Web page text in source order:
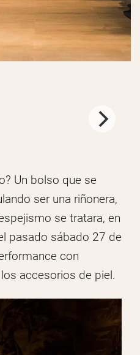
Un bolso que se
ser una riñonera,
se tratara, en
pasado sábado 27 de
con
accesorios de piel.